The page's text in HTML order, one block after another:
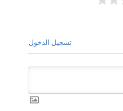
تسجيل الدخول